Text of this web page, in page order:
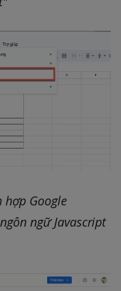
hợp Google
ngữ Javascript